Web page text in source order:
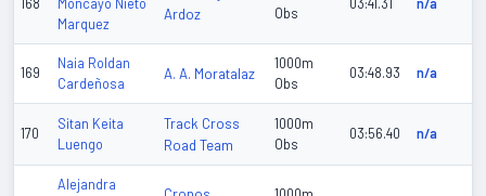
168
Moncayo Nieto
Marquez
Ardoz
Obs
03:41.31 n/a
169
Naia Roldan
Cardeñosa
A. A. Moratalaz
1000m
Obs
03:48.93 n/a
170
Sitan Keita
Luengo
Track Cross
Road Team
1000m
Obs
03:56.40 n/a
Alejandra